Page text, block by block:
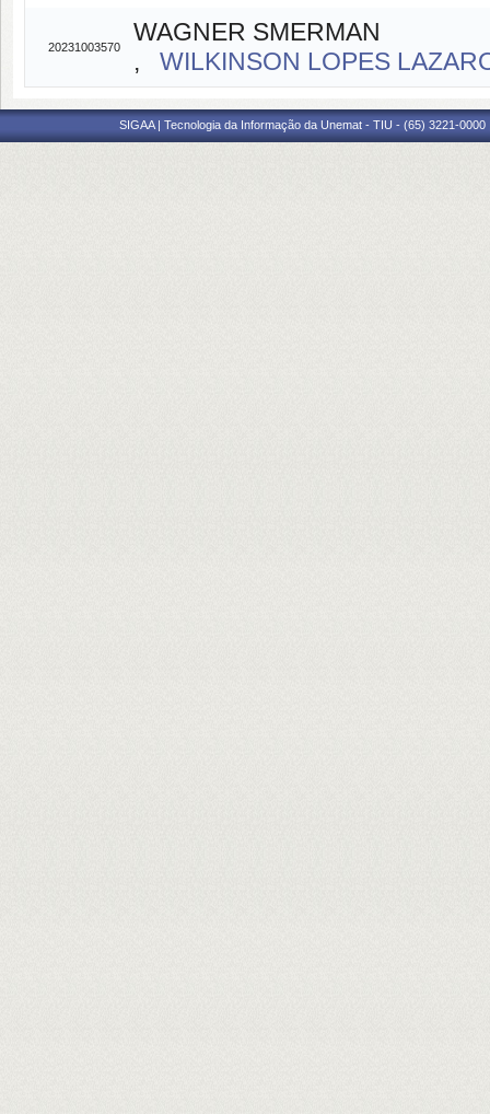
20231003570
WAGNER SMERMAN
, WILKINSON LOPES
SIGAA | Tecnologia da Informação da Unemat - TIU - (65) 3221-